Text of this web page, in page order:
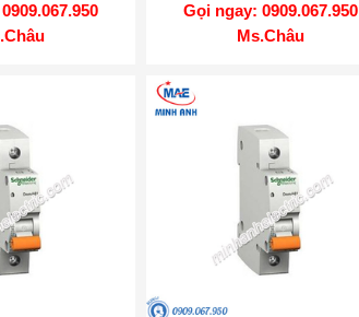
Gọi ngay: 0909.067.950
Ms.Châu